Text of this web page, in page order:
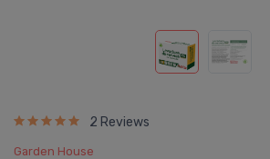
2 Reviews
Garden House